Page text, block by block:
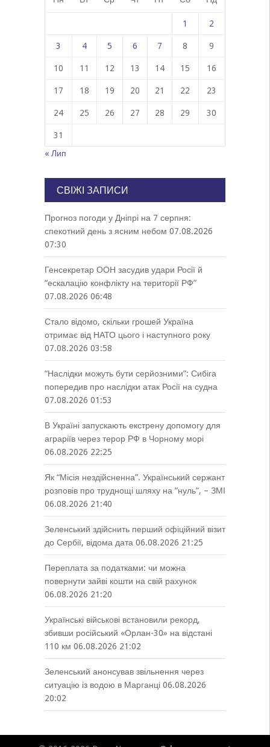
1 2
3 4 5 6 7 8 9
10 11 12 13 14 15 16
17 18 19 20 21 22 23
24 25 26 27 28 29 30
31
« Лип
СВІЖІ ЗАПИСИ
Прогноз погоди у Дніпрі на 7 серпня:
спекотний день з ясним небом 07.08.2026
07:30
Генсекретар ООН засудив удари Росії й
“ескалацію конфлікту на території РФ”
07.08.2026 06:48
Стало відомо, скільки грошей Україна
отримає від НАТО цього і наступного року
07.08.2026 03:58
“Наслідки можуть бути серйозними”: Сибіга
попередив про наслідки атак Росії на судна
07.08.2026 01:53
В Україні запускають екстрену допомогу для
аграріїв через терор РФ в Чорному морі
06.08.2026 22:25
Як “Місія нездійсненна”. Український сержант
розповів про труднощі шляху на “нуль”, – ЗМІ
06.08.2026 21:40
Зеленський здійснить перший офіційний візит
до Сербії, відома дата 06.08.2026 21:25
Переплата за податками: чи можна
повернути зайві кошти на свій рахунок
06.08.2026 21:20
Українські військові встановили рекорд,
збивши російський «Орлан-30» на відстані
110 км 06.08.2026 21:02
Зеленський анонсував звільнення через
ситуацію із водою в Марганці 06.08.2026
20:02